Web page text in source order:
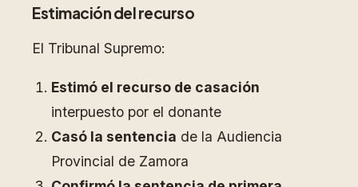
Estimación del recurso
El Tribunal Supremo:
Estimó el recurso de casación
interpuesto por el donante
Casó la sentencia de la Audiencia
Provincial de Zamora